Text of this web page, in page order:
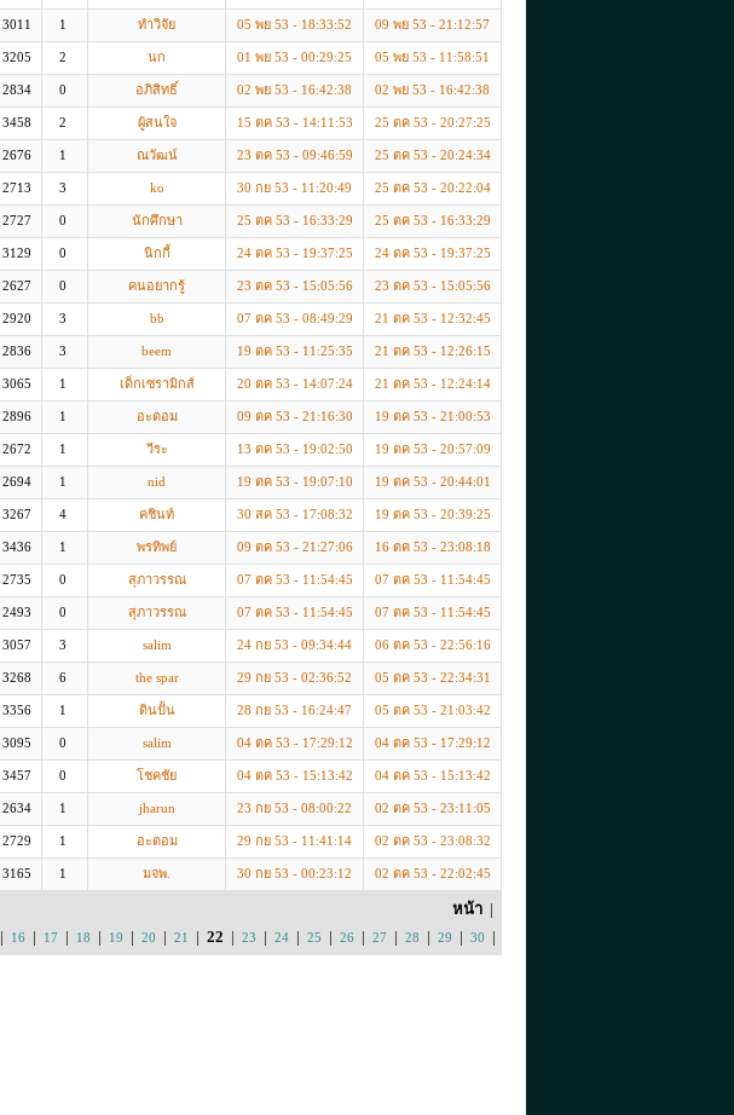
3011 1 ทำวิจัย 05 พย 53 - 18:33:52 09 พย 53 - 21:12:57
3205 2 นก 01 พย 53 - 00:29:25 05 พย 53 - 11:58:51
2834 0 อภิสิทธิ์ 02 พย 53 - 16:42:38 02 พย 53 - 16:42:38
3458 2 ผู้สนใจ 15 ตค 53 - 14:11:53 25 ตค 53 - 20:27:25
2676 1 ณวัฒน์ 23 ตค 53 - 09:46:59 25 ตค 53 - 20:24:34
2713 3 ko 30 กย 53 - 11:20:49 25 ตค 53 - 20:22:04
2727 0 นักศึกษา 25 ตค 53 - 16:33:29 25 ตค 53 - 16:33:29
3129 0 นิกกี้ 24 ตค 53 - 19:37:25 24 ตค 53 - 19:37:25
2627 0 คนอยากรู้ 23 ตค 53 - 15:05:56 23 ตค 53 - 15:05:56
2920 3 bb 07 ตค 53 - 08:49:29 21 ตค 53 - 12:32:45
2836 3 beem 19 ตค 53 - 11:25:35 21 ตค 53 - 12:26:15
3065 1 เด็กเซรามิกส์ 20 ตค 53 - 14:07:24 21 ตค 53 - 12:24:14
2896 1 อะตอม 09 ตค 53 - 21:16:30 19 ตค 53 - 21:00:53
2672 1 วีระ 13 ตค 53 - 19:02:50 19 ตค 53 - 20:57:09
2694 1 nid 19 ตค 53 - 19:07:10 19 ตค 53 - 20:44:01
3267 4 คชินท์ 30 สค 53 - 17:08:32 19 ตค 53 - 20:39:25
3436 1 พรทิพย์ 09 ตค 53 - 21:27:06 16 ตค 53 - 23:08:18
2735 0 สุภาวรรณ 07 ตค 53 - 11:54:45 07 ตค 53 - 11:54:45
2493 0 สุภาวรรณ 07 ตค 53 - 11:54:45 07 ตค 53 - 11:54:45
3057 3 salim 24 กย 53 - 09:34:44 06 ตค 53 - 22:56:16
3268 6 the spar 29 กย 53 - 02:36:52 05 ตค 53 - 22:34:31
3356 1 ดินปั้น 28 กย 53 - 16:24:47 05 ตค 53 - 21:03:42
3095 0 salim 04 ตค 53 - 17:29:12 04 ตค 53 - 17:29:12
3457 0 โชคชัย 04 ตค 53 - 15:13:42 04 ตค 53 - 15:13:42
2634 1 jharun 23 กย 53 - 08:00:22 02 ตค 53 - 23:11:05
2729 1 อะตอม 29 กย 53 - 11:41:14 02 ตค 53 - 23:08:32
3165 1 มจพ. 30 กย 53 - 00:23:12 02 ตค 53 - 22:02:45
หน้า |
| 16 | 17 | 18 | 19 | 20 | 21 | 22 | 23 | 24 | 25 | 26 | 27 | 28 | 29 | 30 |